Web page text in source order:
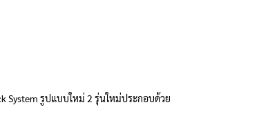
รูปแบบใหม่ 2 รุ่นใหม่ประกอบด้วย